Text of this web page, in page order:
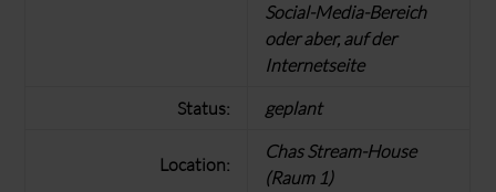
Social-Media-Bereich
oder aber, auf der
Internetseite
Status:
geplant
Location:
Chas Stream-House
(Raum 1)